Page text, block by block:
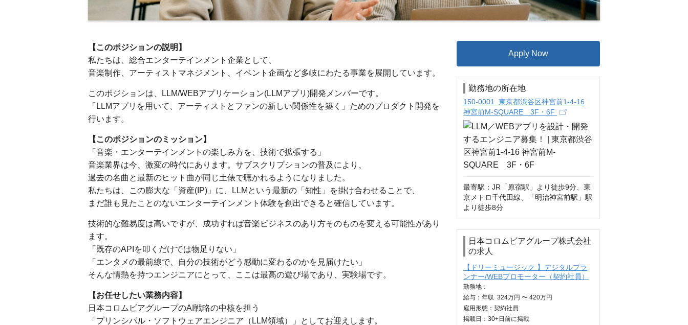
【このポジションの説明】
私たちは、総合エンターテインメント企業として、
音楽制作、アーティストマネジメント、イベント企画など多岐にわたる事業を展開しています。
このポジションは、LLM/WEBアプリケーション(LLMアプリ)開発メンバーです。
「LLMアプリを用いて、アーティストとファンの新しい関係性を築く」ためのプロダクト開発を
行います。
【このポジションのミッション】
「音楽・エンターテインメントの楽しみ方を、技術で拡張する」
音楽業界は今、激変の時代にあります。サブスクリプションの普及により、
過去の名曲と最新のヒット曲が同じ土俵で聴かれるようになりました。
私たちは、この膨大な「資産(IP)」に、LLMという最新の「知性」を掛け合わせることで、
まだ誰も見たことのないエンターテインメント体験を創出できると確信しています。
技術的な難易度は高いですが、成功すれば音楽ビジネスのあり方そのものを変える可能性があり
ます。
「既存のAPIを叩くだけでは物足りない」
「エンタメの最前線で、自分の技術がどう感動に変わるのかを見届けたい」
そんな情熱を持つエンジニアにとって、ここは最高の遊び場であり、実験場です。
【お任せしたい業務内容】
日本コロムビアグループのAI戦略の中核を担う
「プリンシパル・ソフトウェアエンジニア（LLM領域）」としてお迎えします。
Apply Now
勤務地の所在地
150-0001 東京都渋谷区神宮前1-4-16
神宮前M-SQUARE 3F・6F
最寄駅：JR「原宿駅」より徒歩9分、東
京メトロ千代田線、「明治神宮前駅」駅
より徒歩8分
日本コロムビアグループ株式会社
の求人
【ドリーミュージック 】デジタルプラ
ンナー/WEBプロモーター（契約社員）
勤務地：
給与： 年収 324万円 〜 420万円
雇用形態：契約社員
掲載日： 30+日 前に掲載